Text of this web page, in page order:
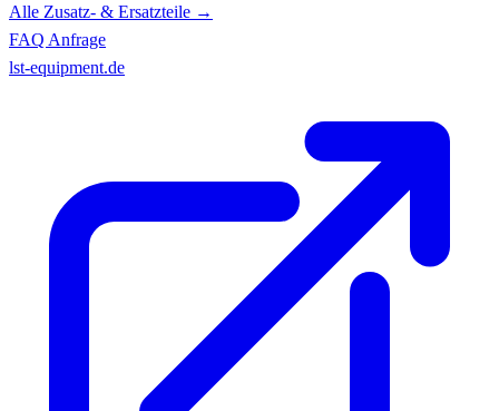
Alle Zusatz- & Ersatzteile →
FAQ Anfrage
lst-equipment.de